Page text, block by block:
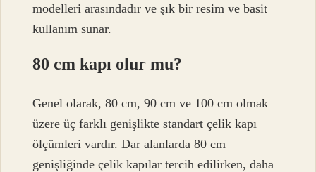
modelleri arasındadır ve şık bir resim ve basit
kullanım sunar.
80 cm kapı olur mu?
Genel olarak, 80 cm, 90 cm ve 100 cm olmak
üzere üç farklı genişlikte standart çelik kapı
ölçümleri vardır. Dar alanlarda 80 cm
genişliğinde çelik kapılar tercih edilirken, daha